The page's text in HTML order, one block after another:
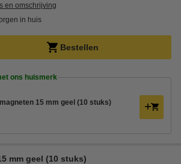
en omschrijving
in huis
Bestellen
ons huismerk
15 mm geel (10 stuks)
mm geel (10 stuks)